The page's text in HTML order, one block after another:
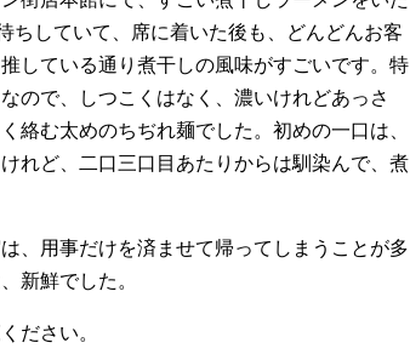
ちしていて、席に着いた後も、どんどんお客
している通り煮干しの風味がすごいです。特
ので、しつこくはなく、濃いけれどあっさ
絡む太めのちぢれ麺でした。初めの一口は、
れど、二口三口目あたりからは馴染んで、煮
、用事だけを済ませて帰ってしまうことが多
新鮮でした。
ださい。